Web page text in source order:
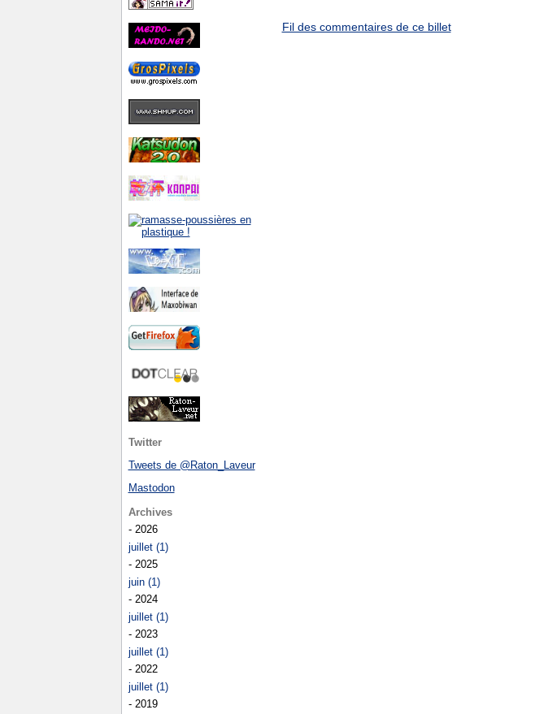
Fil des commentaires de ce billet
Twitter
Tweets de @Raton_Laveur
Mastodon
Archives
- 2026
juillet (1)
- 2025
juin (1)
- 2024
juillet (1)
- 2023
juillet (1)
- 2022
juillet (1)
- 2019